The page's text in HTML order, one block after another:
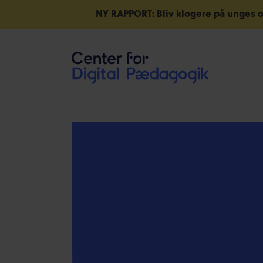
NY RAPPORT: Bliv klogere på